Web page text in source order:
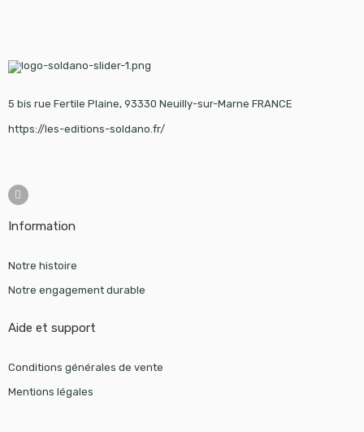
5 bis rue Fertile Plaine, 93330 Neuilly-sur-Marne FRANCE
https://les-editions-soldano.fr/
Information
Notre histoire
Notre engagement durable
Aide et support
Conditions générales de vente
Mentions légales